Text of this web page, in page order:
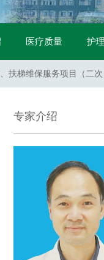
医疗质量 护
价采购文件
氧采购项目（二次）招
扶梯维保服务项目（二
扶梯维保服务项目（一
扶梯维保服务项目（二
氧采购项目流标公告
便携超声维修采购询价公
合设备一批采购项目 中
术床采购项目中标公示
价采购文件
专家介绍